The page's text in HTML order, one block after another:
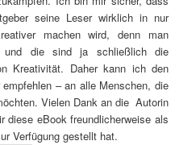
seine Leser wirklich in nur
machen wird, denn man
und die sind ja schließlich die
Kreativität. Daher kann ich den
– an alle Menschen, die
Vielen Dank an die Autorin
diese eBook freundlicherweise als
Verfügung gestellt hat.